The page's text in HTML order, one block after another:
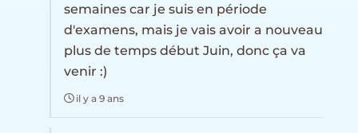
semaines car je suis en période
d'examens, mais je vais avoir a nouveau
plus de temps début Juin, donc ça va
venir :)
il y a 9 ans